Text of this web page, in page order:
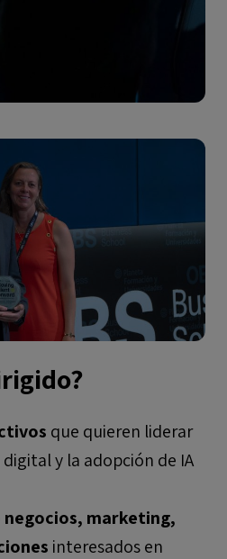
que quieren liderar
y la adopción de IA
negocios, marketing,
interesados en